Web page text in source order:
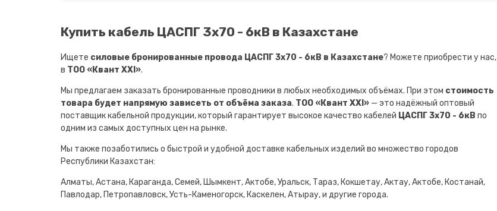
Купить кабель ЦАСПГ 3х70 - 6кВ в Казахстане
Ищете силовые бронированные провода ЦАСПГ 3х70 - 6кВ в Казахстане? Можете приобрести у нас,
в ТОО «Квант XXI».
Мы предлагаем заказать бронированные проводники в любых необходимых объёмах. При этом стоимость
товара будет напрямую зависеть от объёма заказа. ТОО «Квант XXI» — это надёжный оптовый
поставщик кабельной продукции, который гарантирует высокое качество кабелей ЦАСПГ 3х70 - 6кВ по
одним из самых доступных цен на рынке.
Мы также позаботились о быстрой и удобной доставке кабельных изделий во множество городов
Республики Казахстан:
Алматы, Астана, Караганда, Семей, Шымкент, Актобе, Уральск, Тараз, Кокшетау, Актау, Актобе, Костанай,
Павлодар, Петропавловск, Усть-Каменогорск, Каскелен, Атырау, и другие города.